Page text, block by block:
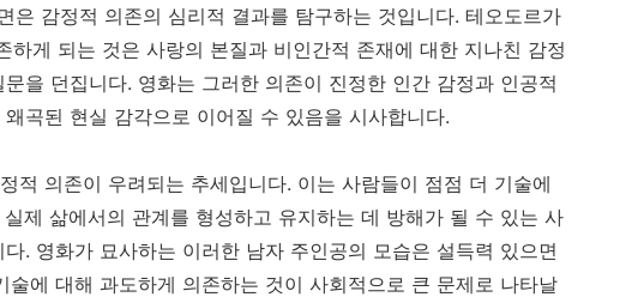
은 감정적 의존의 심리적 결과를 탐구하는 것입니다. 테오도르가
하게 되는 것은 사랑의 본질과 비인간적 존재에 대한 지나친 감정
을 던집니다. 영화는 그러한 의존이 진정한 인간 감정과 인공적
곡된 현실 감각으로 이어질 수 있음을 시사합니다.
적 의존이 우려되는 추세입니다. 이는 사람들이 점점 더 기술에
제 삶에서의 관계를 형성하고 유지하는 데 방해가 될 수 있는 사
. 영화가 묘사하는 이러한 남자 주인공의 모습은 설득력 있으면
술에 대해 과도하게 의존하는 것이 사회적으로 큰 문제로 나타날